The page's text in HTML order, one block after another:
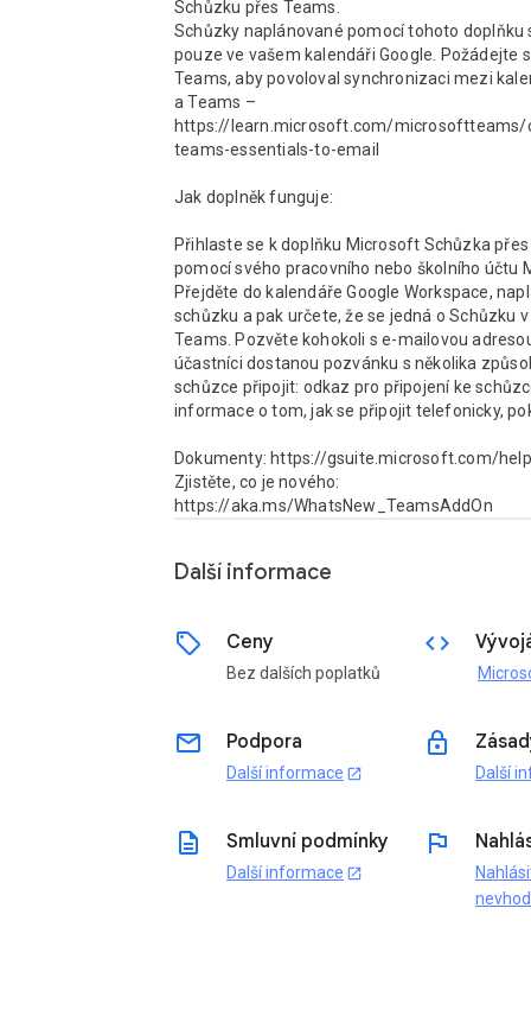
Schůzku přes Teams.
Schůzky naplánované pomocí tohoto doplňku
pouze ve vašem kalendáři Google. Požádejte
Teams, aby povoloval synchronizaci mezi
a Teams –
https://learn.microsoft.com/microsoftteams/
teams-essentials-to-email
Jak doplněk funguje:
Přihlaste se k doplňku Microsoft Schůzka
pomocí svého pracovního nebo školního účtu
Přejděte do kalendáře Google Workspace,
schůzku a pak určete, že se jedná o Schůzku
Teams. Pozvěte kohokoli s e-mailovou
účastníci dostanou pozvánku s několika
schůzce připojit: odkaz pro připojení ke
informace o tom, jak se připojit telefonicky,
Dokumenty: https://gsuite.microsoft.com/
Zjistěte, co je nového:
https://aka.ms/WhatsNew_TeamsAddOn
Další informace
sell Ceny
Bez dalších poplatků
code
email Podpora
Další informace open_in_new
lock
Další
description Smluvní podmínky
Další informace open_in_new
flag